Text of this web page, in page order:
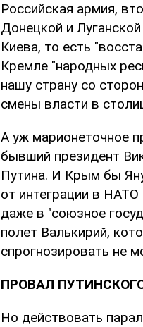
Российская армия,
Донецкой и
Киева, то есть
Кремле "народных
нашу страну со
смены власти в
А уж марионеточное
бывший президент
Путина. И Крым бы
от интеграции в
даже в "союзное
полет Валькирий,
спрогнозировать не
ПРОВАЛ
Но действовать